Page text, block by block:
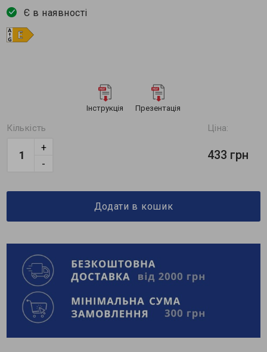
Є в наявності
Інструкція Презентація
Кількість
-
+
Ціна:
433 грн
Додати в кошик